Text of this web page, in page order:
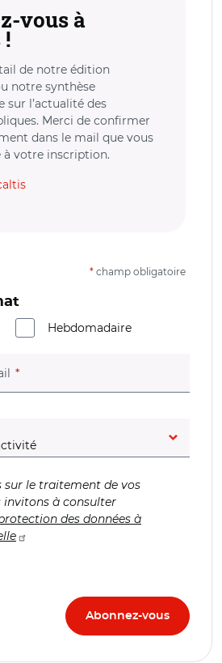
vous à
de notre édition
notre synthèse
sur l’actualité des
Merci de confirmer
dans le mail que vous
à votre inscription.
* champ obligatoire
Hebdomadaire
(champ obligatoire)
sur le traitement de vos
invitons à consulter
des données à